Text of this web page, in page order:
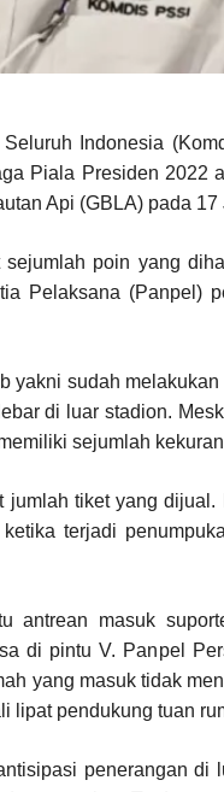
Indonesia
Piala Presiden 2022
Api (GBLA) pada 17
poin yang
Pelaksana (Panpel)
yakni sudah
di luar stadion.
sejumlah
tiket yang
terjadi
antrean masuk
di pintu V. Panpel
yang masuk tidak
lipat pendukung tuan
penerangan di